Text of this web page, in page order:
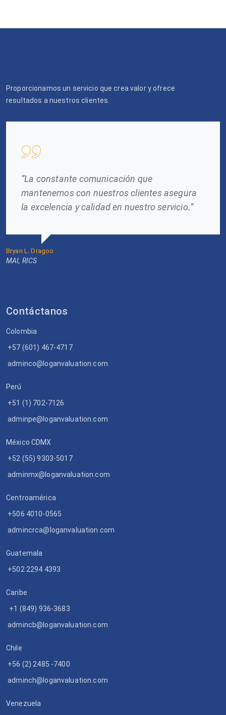
Proporcionamos un servicio que crea valor y ofrece
resultados a nuestros clientes.
“La constante comunicación que
mantenemos con nuestros clientes asegura
la excelencia y calidad en nuestro servicio.”
Bryan L. Dragoo
MAI, RICS
Contáctanos
Colombia
+57 (601) 467-4717
adminco@loganvaluation.com
Perú
+51 (1) 702-7126
adminpe@loganvaluation.com
México CDMX
+52 (55) 9303-5017
adminmx@loganvaluation.com
Centroamérica
+506 4010-0565
admincrca@loganvaluation.com
Guatemala
+502 2294 4393
Caribe
+1 (849) 936-3683
admincb@loganvaluation.com
Chile
+56 (2) 2485 -7400
adminch@loganvaluation.com
Venezuela